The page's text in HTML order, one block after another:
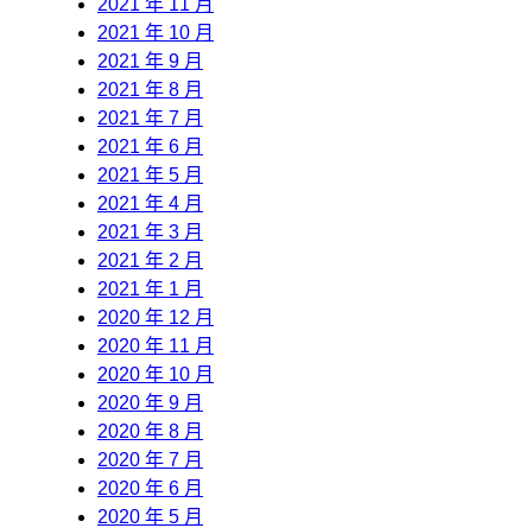
2021 年 10 月
2021 年 9 月
2021 年 8 月
2021 年 7 月
2021 年 6 月
2021 年 5 月
2021 年 4 月
2021 年 3 月
2021 年 2 月
2021 年 1 月
2020 年 12 月
2020 年 11 月
2020 年 10 月
2020 年 9 月
2020 年 8 月
2020 年 7 月
2020 年 6 月
2020 年 5 月